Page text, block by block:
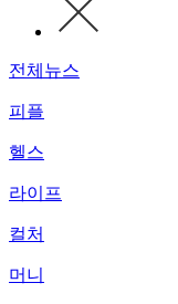
전체뉴스
피플
헬스
라이프
컬처
머니